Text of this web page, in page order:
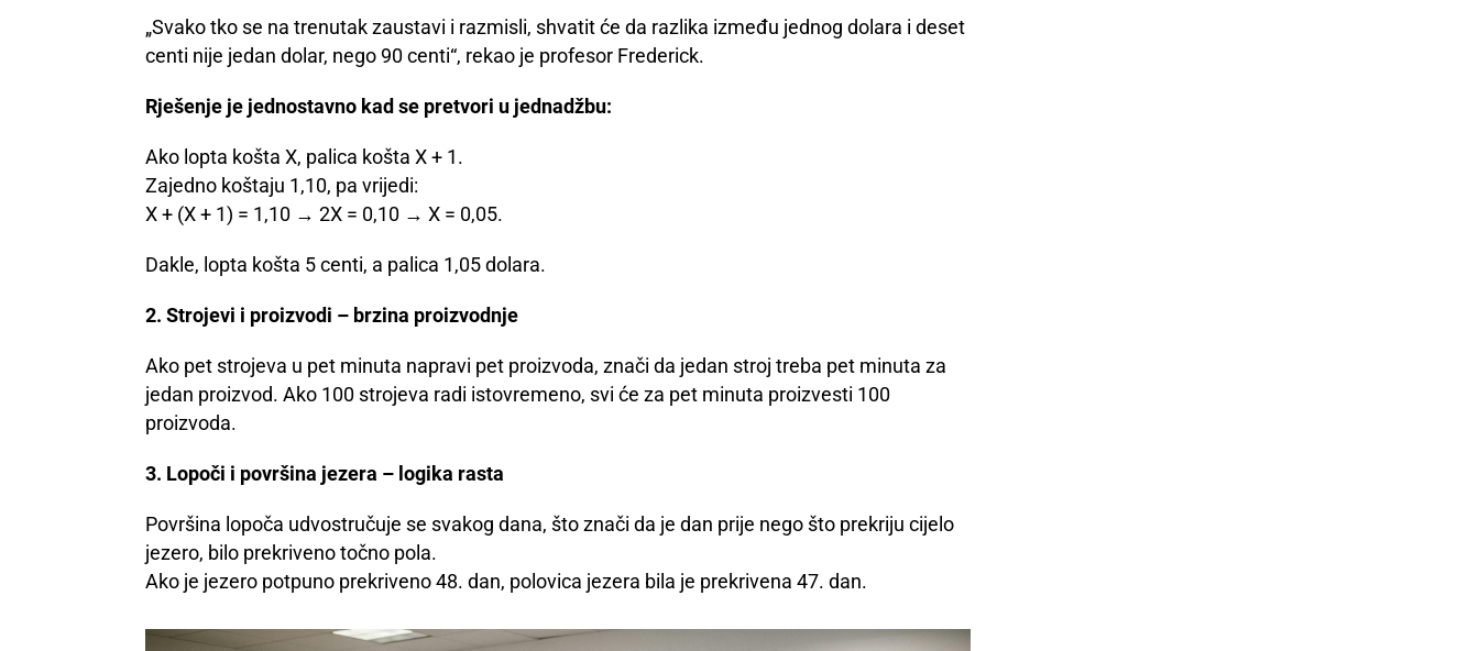
„Svako tko se na trenutak zaustavi i razmisli, shvatit će da razlika između jednog dolara i deset
centi nije jedan dolar, nego 90 centi“, rekao je profesor Frederick.
Rješenje je jednostavno kad se pretvori u jednadžbu:
Ako lopta košta X, palica košta X + 1.
Zajedno koštaju 1,10, pa vrijedi:
X + (X + 1) = 1,10 → 2X = 0,10 → X = 0,05.
Dakle, lopta košta 5 centi, a palica 1,05 dolara.
2. Strojevi i proizvodi – brzina proizvodnje
Ako pet strojeva u pet minuta napravi pet proizvoda, znači da jedan stroj treba pet minuta za
jedan proizvod. Ako 100 strojeva radi istovremeno, svi će za pet minuta proizvesti 100
proizvoda.
3. Lopoči i površina jezera – logika rasta
Površina lopoča udvostručuje se svakog dana, što znači da je dan prije nego što prekriju cijelo
jezero, bilo prekriveno točno pola.
Ako je jezero potpuno prekriveno 48. dan, polovica jezera bila je prekrivena 47. dan.